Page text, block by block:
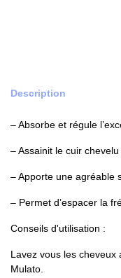
Description
– Absorbe et régule
– Assainit le cuir
– Apporte une agréable
– Permet d’espacer la
Conseils d'utilisation :
Lavez vous les cheveux
Mulato.